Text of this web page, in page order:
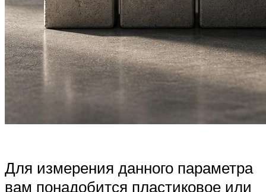
Для измерения данного параметра
вам понадобится пластиковое или